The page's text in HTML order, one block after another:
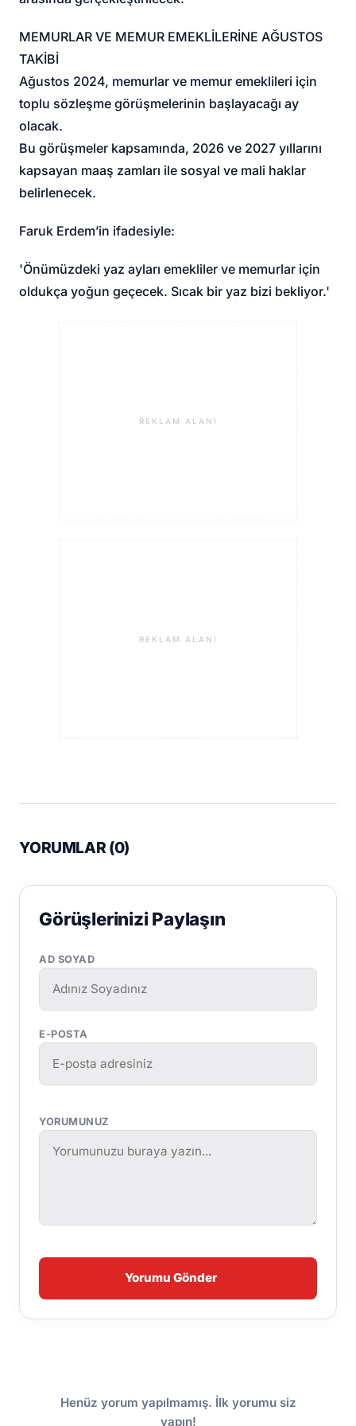
MEMURLAR VE MEMUR EMEKLİLERİNE AĞUSTOS
TAKİBİ
Ağustos 2024, memurlar ve memur emeklileri için
toplu sözleşme görüşmelerinin başlayacağı ay
olacak.
Bu görüşmeler kapsamında, 2026 ve 2027 yıllarını
kapsayan maaş zamları ile sosyal ve mali haklar
belirlenecek.
Faruk Erdem’in ifadesiyle:
'Önümüzdeki yaz ayları emekliler ve memurlar için
oldukça yoğun geçecek. Sıcak bir yaz bizi bekliyor.'
REKLAM ALANI
REKLAM ALANI
YORUMLAR (0)
Görüşlerinizi Paylaşın
AD SOYAD
E-POSTA
YORUMUNUZ
Yorumu Gönder
Henüz yorum yapılmamış. İlk yorumu siz
yapın!